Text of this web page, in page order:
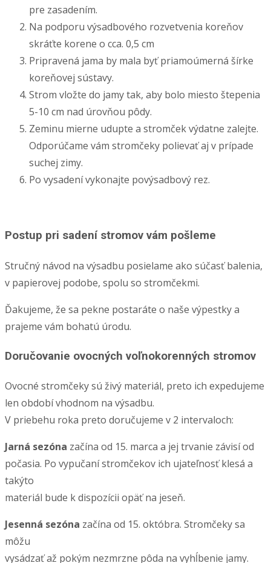
pre zasadením.
Na podporu výsadbového rozvetvenia koreňov
skráťte korene o cca. 0,5 cm
Pripravená jama by mala byť priamoúmerná šírke
koreňovej sústavy.
Strom vložte do jamy tak, aby bolo miesto štepenia
5-10 cm nad úrovňou pôdy.
Zeminu mierne udupte a stromček výdatne zalejte.
Odporúčame vám stromčeky polievať aj v prípade
suchej zimy.
Po vysadení vykonajte povýsadbový rez.
Postup pri sadení stromov vám pošleme
Stručný návod na výsadbu posielame ako súčasť balenia,
v papierovej podobe, spolu so stromčekmi.
Ďakujeme, že sa pekne postaráte o naše výpestky a
prajeme vám bohatú úrodu.
Doručovanie ovocných voľnokorenných stromov
Ovocné stromčeky sú živý materiál, preto ich expedujeme
len období vhodnom na výsadbu.
V priebehu roka preto doručujeme v 2 intervaloch:
Jarná sezóna začína od 15. marca a jej trvanie závisí od
počasia. Po vypučaní stromčekov ich ujateľnosť klesá a
takýto
materiál bude k dispozícii opäť na jeseň.
Jesenná sezóna začína od 15. októbra. Stromčeky sa
môžu
vysádzať až pokým nezmrzne pôda na vyhĺbenie jamy.